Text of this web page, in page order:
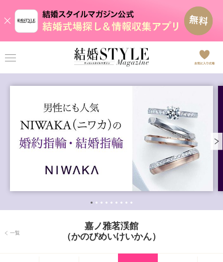
一覧
嘉ノ雅茗渓館
（かのびめいけいかん）